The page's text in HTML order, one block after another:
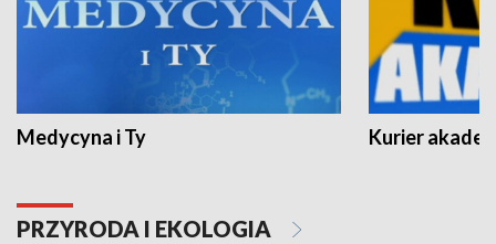
Medycyna i Ty Kurier
PRZYRODA I EKOLOGIA